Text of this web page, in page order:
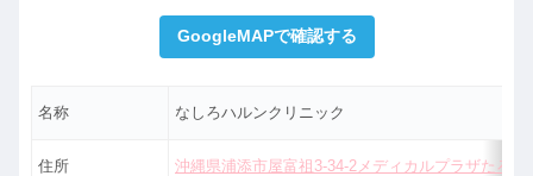
GoogleMAPで確認する
名称 なしろハルンクリニック
住所 沖縄県浦添市屋富祖3-34-2メディカルプラザたろう